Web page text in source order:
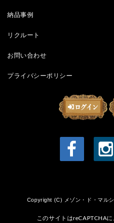
納品事例
リクルート
お問い合わせ
プライバシーポリシー
Copyright (C) メゾン・ド・マル
このサイトはreCAPTCHA